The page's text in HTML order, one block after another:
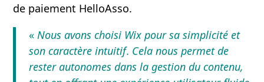
de paiement HelloAsso.
« Nous avons choisi Wix pour sa simplicité et
son caractère intuitif. Cela nous permet de
rester autonomes dans la gestion du contenu,